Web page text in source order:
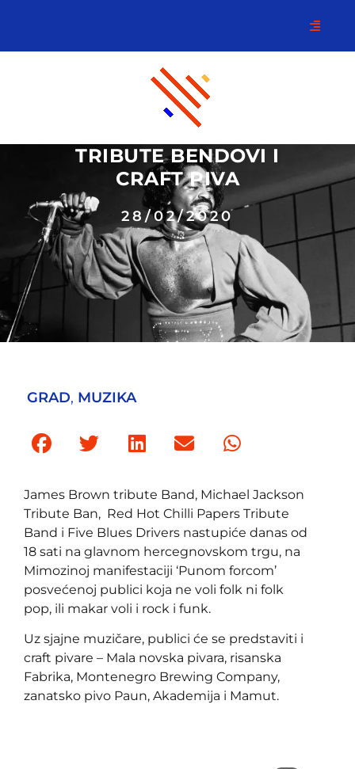
TRIBUTE BENDOVI I
CRAFT PIVA
28/02/2020
GRAD, MUZIKA
James Brown tribute Band, Michael Jackson
Tribute Ban, Red Hot Chilli Papers Tribute
Band i Five Blues Drivers nastupiće danas od
18 sati na glavnom hercegnovskom trgu, na
Mimozinoj manifestaciji ‘Punom forcom’
posvećenoj publici koja ne voli folk ni folk
pop, ili makar voli i rock i funk.
Uz sjajne muzičare, publici će se predstaviti i
craft pivare – Mala novska pivara, risanska
Fabrika, Montenegro Brewing Company,
zanatsko pivo Paun, Akademija i Mamut.